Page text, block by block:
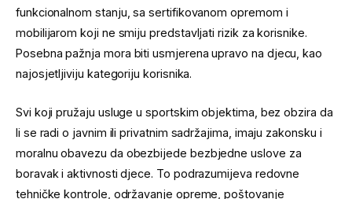
funkcionalnom stanju, sa sertifikovanom opremom i
mobilijarom koji ne smiju predstavljati rizik za korisnike.
Posebna pažnja mora biti usmjerena upravo na djecu, kao
najosjetljiviju kategoriju korisnika.
Svi koji pružaju usluge u sportskim objektima, bez obzira da
li se radi o javnim ili privatnim sadržajima, imaju zakonsku i
moralnu obavezu da obezbijede bezbjedne uslove za
boravak i aktivnosti djece. To podrazumijeva redovne
tehničke kontrole, održavanje opreme, poštovanje